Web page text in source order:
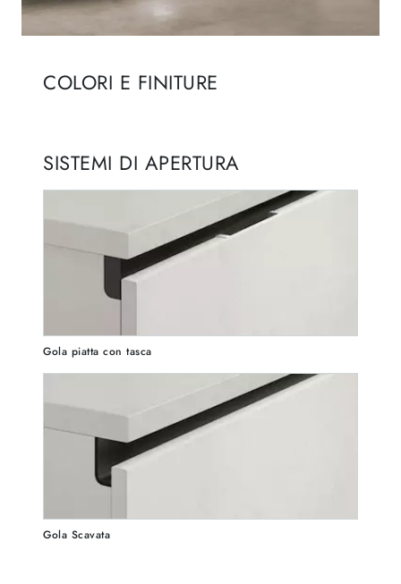
COLORI E FINITURE
SISTEMI DI APERTURA
Gola piatta con tasca
Gola Scavata